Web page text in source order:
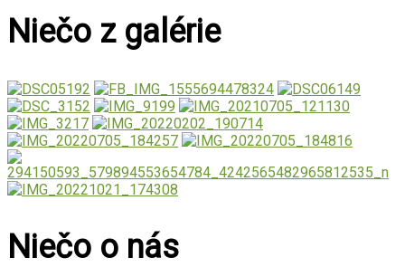
Niečo z galérie
Niečo o nás